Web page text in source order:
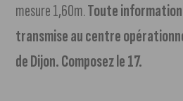
mesure 1,60m.Toute
transmise au centre
de Dijon. Composez le 17.